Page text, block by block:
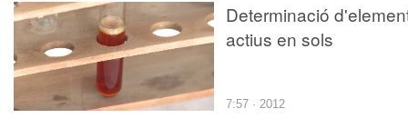
Determinació
actius en sols
7:57 · 2012